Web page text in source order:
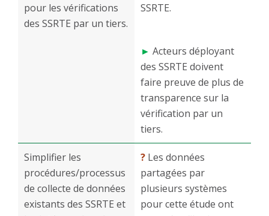
pour les vérifications
des SSRTE par un tiers.
SSRTE.
► Acteurs déployant
des SSRTE doivent
faire preuve de plus de
transparence sur la
vérification par un
tiers.
Simplifier les
procédures/processus
de collecte de données
existants des SSRTE et
? Les données
partagées par
plusieurs systèmes
pour cette étude ont